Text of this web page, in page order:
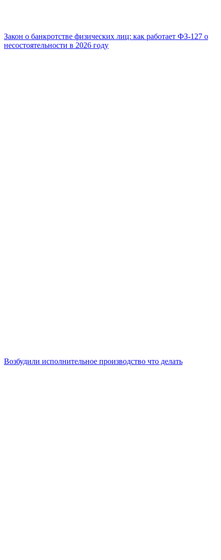
Закон о банкротстве физических лиц: как работает ФЗ-127 о
несостоятельности в 2026 году
Возбудили исполнительное производство что делать